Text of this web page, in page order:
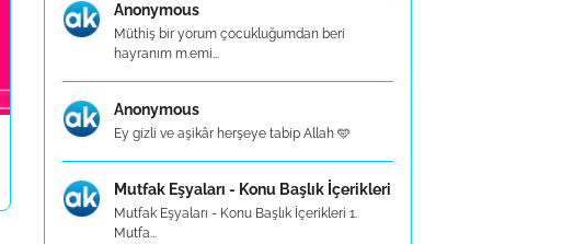
Anonymous
Müthiş bir yorum çocukluğumdan beri
hayranım m.emi...
Anonymous
Ey gizli ve aşikâr herşeye tabip Allah 🩵
Mutfak Eşyaları - Konu Başlık İçerikleri
Mutfak Eşyaları - Konu Başlık İçerikleri 1.
Mutfa...